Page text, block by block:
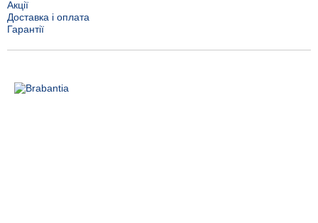
Акції
Доставка і оплата
Гарантії